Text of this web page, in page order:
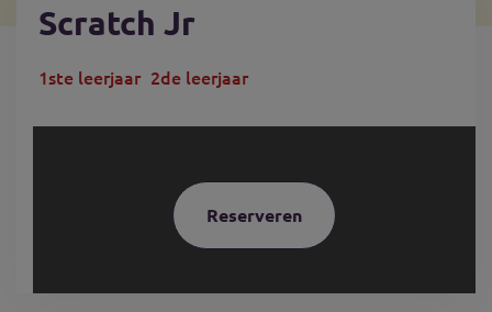
Scratch Jr
1ste leerjaar 2de leerjaar
Reserveren